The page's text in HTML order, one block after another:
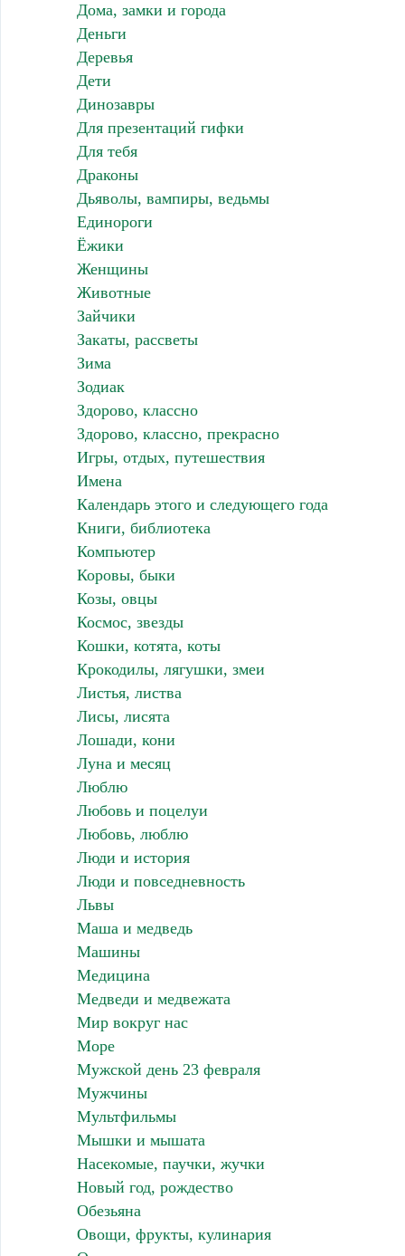
Дома, замки и города
Деньги
Деревья
Дети
Динозавры
Для презентаций гифки
Для тебя
Драконы
Дьяволы, вампиры, ведьмы
Единороги
Ёжики
Женщины
Животные
Зайчики
Закаты, рассветы
Зима
Зодиак
Здорово, классно
Здорово, классно, прекрасно
Игры, отдых, путешествия
Имена
Календарь этого и следующего года
Книги, библиотека
Компьютер
Коровы, быки
Козы, овцы
Космос, звезды
Кошки, котята, коты
Крокодилы, лягушки, змеи
Листья, листва
Лисы, лисята
Лошади, кони
Луна и месяц
Люблю
Любовь и поцелуи
Любовь, люблю
Люди и история
Люди и повседневность
Львы
Маша и медведь
Машины
Медицина
Медведи и медвежата
Мир вокруг нас
Море
Мужской день 23 февраля
Мужчины
Мультфильмы
Мышки и мышата
Насекомые, паучки, жучки
Новый год, рождество
Обезьяна
Овощи, фрукты, кулинария